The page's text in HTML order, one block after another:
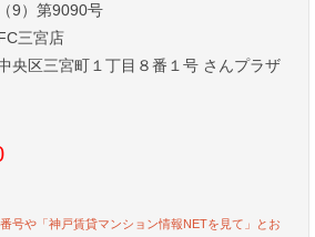
9）第9090号
三宮店
央区三宮町１丁目８番１号 さんプラザ
号や「神戸賃貸マンション情報NETを見て」とお